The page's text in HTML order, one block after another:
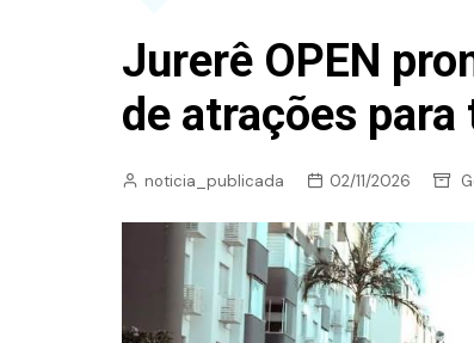
Jurerê OPEN
de atrações para
noticia_publicada 02/11/2026